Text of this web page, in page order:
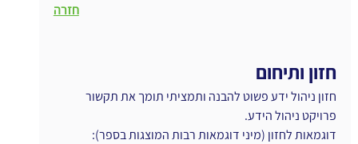
חזרה
חזון ותיחום
חזון ניהול ידע פשוט להבנה ותמציתי תומך את תקשור
פרויקט ניהול הידע.
דוגמאות לחזון (מיני דוגמאות רבות המוצגות בספר):